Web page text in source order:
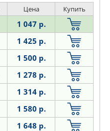
Цена Купить
1 047 р.
1 425 р.
1 500 р.
1 278 р.
1 314 р.
1 580 р.
1 648 р.